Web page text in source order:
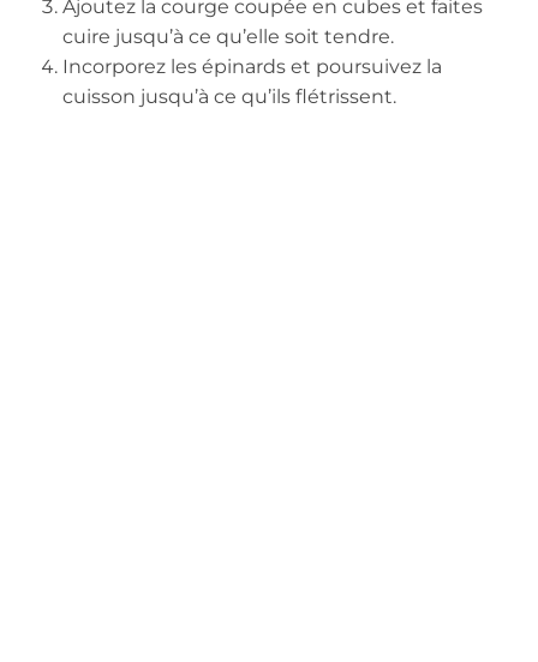
Ajoutez la courge coupée en cubes et faites
cuire jusqu’à ce qu’elle soit tendre.
Incorporez les épinards et poursuivez la
cuisson jusqu’à ce qu’ils flétrissent.